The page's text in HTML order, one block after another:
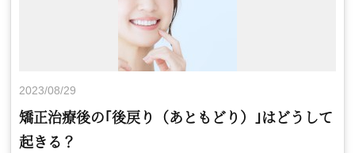
2023/08/29
矯正治療後の｢後戻り（あともどり）｣はどうして
起きる？